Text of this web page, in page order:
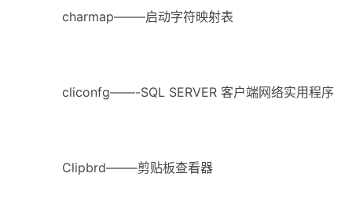
charmap——–启动字符映射表
cliconfg——-SQL SERVER 客户端网络实用程序
Clipbrd——–剪贴板查看器